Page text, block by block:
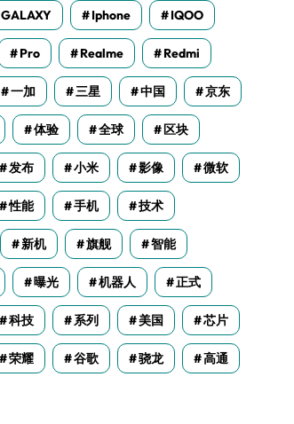
GALAXY Iphone IQOO
Pro Realme Redmi
一加 三星 中国 京东
体验 全球 区块
发布 小米 影像 微软
性能 手机 技术
新机 旗舰 智能
曝光 机器人 正式
科技 系列 美国 芯片
荣耀 谷歌 骁龙 高通